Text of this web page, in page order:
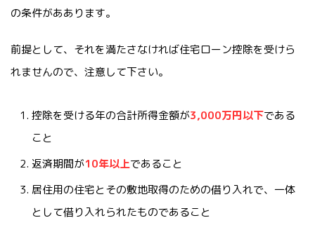
の条件がああります。
前提として、それを満たさなければ住宅ローン控除を受けら
れませんので、注意して下さい。
控除を受ける年の合計所得金額が3,000万円以下である
こと
返済期間が10年以上であること
居住用の住宅とその敷地取得のための借り入れで、一体
として借り入れられたものであること